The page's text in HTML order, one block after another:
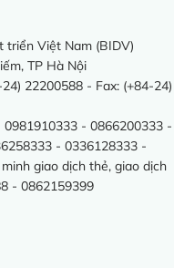
triển Việt Nam (BIDV)
TP Hà Nội
22200588 - Fax: (+84-24)
- 0866200333 -
- 0336128333 -
giao dịch thẻ, giao dịch
- 0862159399